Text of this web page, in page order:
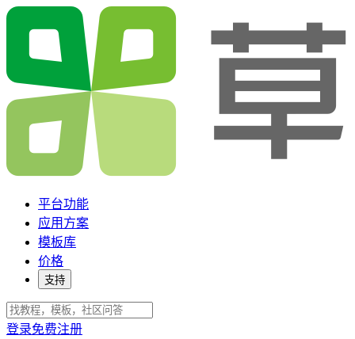
平台功能
应用方案
模板库
价格
支持
登录免费注册